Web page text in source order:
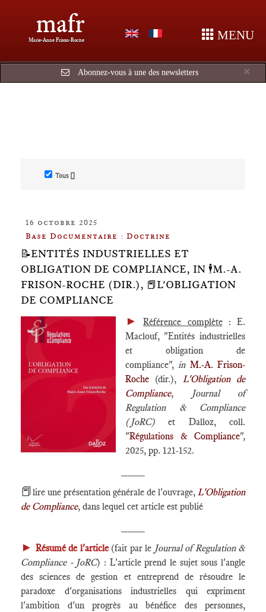
mafr
Marie-Anne Frison-Roche MENU
×
Abonnez-vous à une des newsletters
Tous []
16 octobre 2025
Base Documentaire : Doctrine
📝ENTITÉS INDUSTRIELLES ET
OBLIGATION DE COMPLIANCE, IN 🕴️M.-A.
FRISON-ROCHE (DIR.), 📕L'OBLIGATION
DE COMPLIANCE
► Référence complète: E.
Maclouf, "Entités industrielles
et obligation de
compliance",in M.-A. Frison-
Roche (dir.), L'Obligation de
Compliance,
Journal of
Regulation & Compliance
(JoRC) et Dalloz, coll.
"Régulations & Compliance",
2025, pp. 121-152.
📕lire une présentation générale de l'ouvrage, L'Obligation
de Compliance, dans lequel cet article est publié
► Résumé de l'article (fait par le Journal of Regulation &
Compliance - JoRC) : L'article prend le sujet sous l'angle
des sciences de gestion et entreprend de résoudre le
paradoxe d'organisations industrielles qui expriment
l'ambition d'un progrès au bénéfice des personnes,